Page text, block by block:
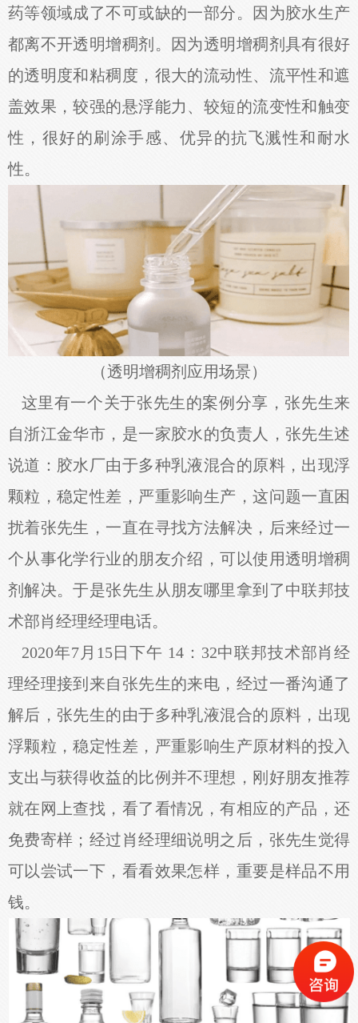
药等领域成了不可或缺的一部分。因为胶水生产
都离不开透明增稠剂。因为透明增稠剂具有很好
的透明度和粘稠度，很大的流动性、流平性和遮
盖效果，较强的悬浮能力、较短的流变性和触变
性，很好的刷涂手感、优异的抗飞溅性和耐水
性。
（透明增稠剂应用场景）
这里有一个关于张先生的案例分享，张先生来
自浙江金华市，是一家胶水的负责人，张先生述
说道：胶水厂由于多种乳液混合的原料，出现浮
颗粒，稳定性差，严重影响生产，这问题一直困
扰着张先生，一直在寻找方法解决，后来经过一
个从事化学行业的朋友介绍，可以使用透明增稠
剂解决。于是张先生从朋友哪里拿到了中联邦技
术部肖经理经理电话。
2020年7月15日下午 14：32中联邦技术部肖经
理经理接到来自张先生的来电，经过一番沟通了
解后，张先生的由于多种乳液混合的原料，出现
浮颗粒，稳定性差，严重影响生产原材料的投入
支出与获得收益的比例并不理想，刚好朋友推荐
就在网上查找，看了看情况，有相应的产品，还
免费寄样；经过肖经理细说明之后，张先生觉得
可以尝试一下，看看效果怎样，重要是样品不用
钱。